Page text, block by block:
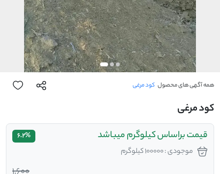
همه آگهی های محصول کود مرغی
کود مرغی
قیمت براساس کیلوگرم میباشد
موجودی : 100000 کیلوگرم
6.2%